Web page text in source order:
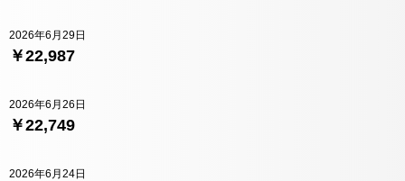
￥22,987
2026年6月29日
￥22,749
2026年6月26日
2026年6月24日